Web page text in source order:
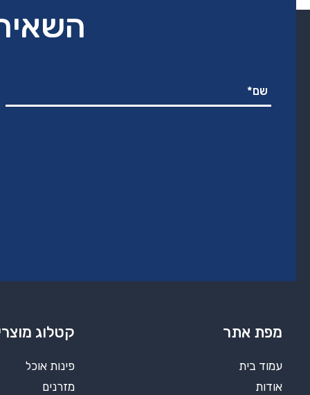
מפת אתר
עמוד בית
אודות
קטלוג
פינות אוכל
מזרנים